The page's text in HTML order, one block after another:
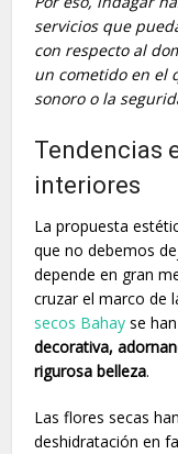
servicios que
con respecto al
un cometido en el
sonoro o la
Tendencias
interiores
La propuesta
que no debemos
depende en gran
cruzar el marco de
secos Bahay se
decorativa,
rigurosa belleza.
Las flores secas
deshidratación en